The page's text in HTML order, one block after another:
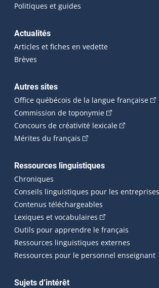
Politiques et guides
Actualités
Articles et fiches en vedette
Brèves
Autres sites
Office québécois de la langue française
Commission de toponymie(Cet hyperlien
Concours de créativité lexicale(Cet
Mérites du français (Cet hyperlien
Ressources linguistiques
Chroniques
Conseils linguistiques pour les entreprises
Contenus téléchargeables
Lexiques et vocabulaires (Cet hyperlien
Outils pour apprendre le français
Ressources linguistiques externes
Ressources pour le personnel enseignant
Sujets d’intérêt